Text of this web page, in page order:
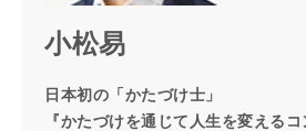
小松易
日本初の「かたづけ士」
『かたづけを通じて人生を変える